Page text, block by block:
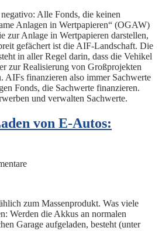
Alle Fonds, die keinen
Anlagen in Wertpapieren“ (OGAW)
zur Anlage in Wertpapieren darstellen,
gefächert ist die AIF-Landschaft. Die
in aller Regel darin, dass die Vehikel
zur Realisierung von Großprojekten
AIFs finanzieren also immer Sachwerte
Fonds, die Sachwerte finanzieren.
und verwalten Sachwerte.
von E-Autos:
zum Massenprodukt. Was viele
Werden die Akkus an normalen
Garage aufgeladen, besteht (unter